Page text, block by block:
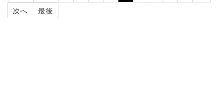
次へ
最後